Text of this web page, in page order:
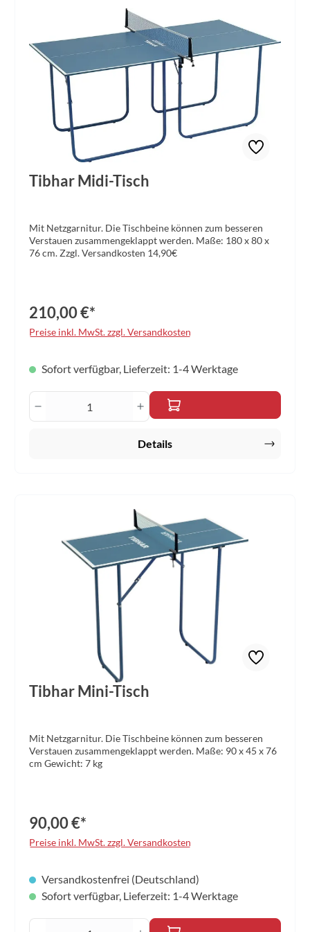
Tibhar Midi-Tisch
Mit Netzgarnitur. Die Tischbeine können zum besseren
Verstauen zusammengeklappt werden. Maße: 180 x 80 x
76 cm. Zzgl. Versandkosten 14,90€
210,00 €*
Preise inkl. MwSt. zzgl. Versandkosten
Sofort verfügbar, Lieferzeit: 1-4 Werktage
Produkt Anzahl: Gib den gewünschten
Details
Tibhar Mini-Tisch
Mit Netzgarnitur. Die Tischbeine können zum besseren
Verstauen zusammengeklappt werden. Maße: 90 x 45 x 76
cm Gewicht: 7 kg
90,00 €*
Preise inkl. MwSt. zzgl. Versandkosten
Versandkostenfrei (Deutschland)
Sofort verfügbar, Lieferzeit: 1-4 Werktage